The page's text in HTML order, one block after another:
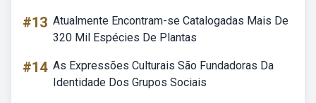
#13 Atualmente Encontram-se Catalogadas Mais De
320 Mil Espécies De Plantas
#14 As Expressões Culturais São Fundadoras Da
Identidade Dos Grupos Sociais